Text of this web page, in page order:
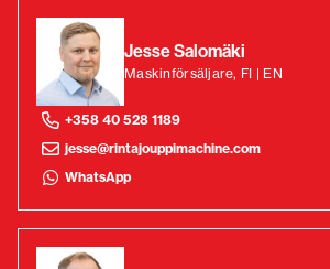
Jesse Salomäki
Maskinförsäljare, FI | EN
+358 40 528 1189
jesse@rintajouppimachine.com
WhatsApp